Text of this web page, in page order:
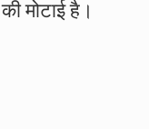
मोटाई है।